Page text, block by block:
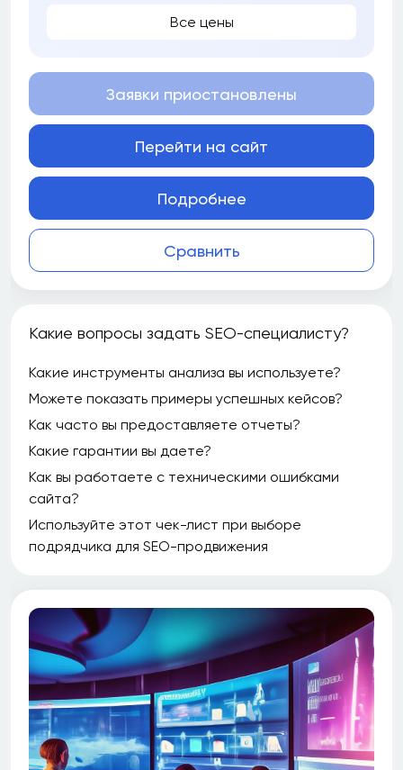
Все цены
Сравнить
Заявки приостановлены
Перейти на сайт
Подробнее
Какие вопросы задать SEO-специалисту?
Какие инструменты анализа вы используете?
Можете показать примеры успешных кейсов?
Как часто вы предоставляете отчеты?
Какие гарантии вы даете?
Как вы работаете с техническими ошибками
сайта?
Используйте этот чек-лист при выборе
подрядчика для SEO-продвижения